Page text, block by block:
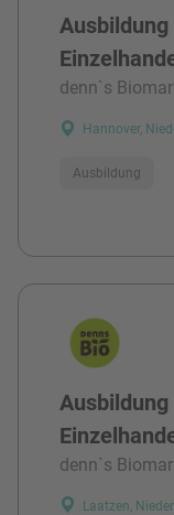
denn`s
Hannover,
Ausbildung
denn`s
Laatzen,